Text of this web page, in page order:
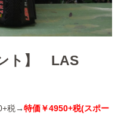
ント】 LAS
税→特価￥4950+税(スポー